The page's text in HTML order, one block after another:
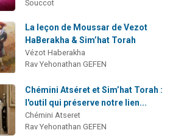
Souccot
La leçon de Moussar de Vezot
HaBerakha & Sim’hat Torah
Vézot Haberakha
Rav Yehonathan GEFEN
Chémini Atséret et Sim’hat Torah :
l'outil qui préserve notre lien...
Chémini Atseret
Rav Yehonathan GEFEN